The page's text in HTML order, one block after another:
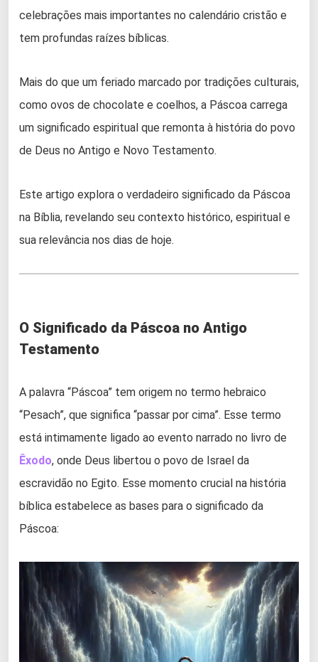
celebrações mais importantes no calendário cristão e
tem profundas raízes bíblicas.
Mais do que um feriado marcado por tradições culturais,
como ovos de chocolate e coelhos, a Páscoa carrega
um significado espiritual que remonta à história do povo
de Deus no Antigo e Novo Testamento.
Este artigo explora o verdadeiro significado da Páscoa
na Bíblia, revelando seu contexto histórico, espiritual e
sua relevância nos dias de hoje.
O Significado da Páscoa no Antigo
Testamento
A palavra “Páscoa” tem origem no termo hebraico
“Pesach”, que significa “passar por cima”. Esse termo
está intimamente ligado ao evento narrado no livro de
Êxodo, onde Deus libertou o povo de Israel da
escravidão no Egito. Esse momento crucial na história
bíblica estabelece as bases para o significado da
Páscoa: